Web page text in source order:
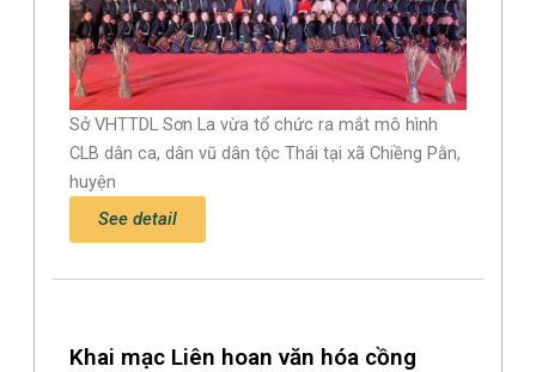
Sở VHTTDL Sơn La vừa tổ chức ra mắt mô hình
CLB dân ca, dân vũ dân tộc Thái tại xã Chiềng Pằn,
huyện
See detail
Khai mạc Liên hoan văn hóa cồng